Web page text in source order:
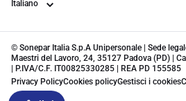
Lingua
© Sonepar Italia S.p.A Unipersonale | Sede
Maestri del Lavoro, 24, 35127 Padova (PD) |
| P.IVA/C.F. IT00825330285 | REA PD 155585
Privacy PolicyCookies policyGestisci i cookies